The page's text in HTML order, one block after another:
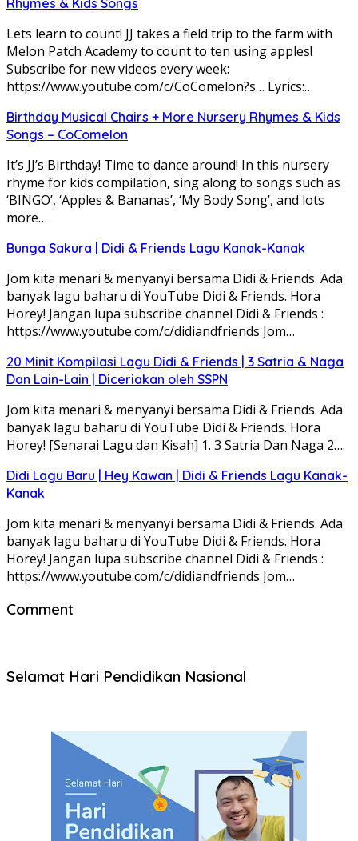
Lets learn to count! JJ takes a field trip to the farm with
Melon Patch Academy to count to ten using apples!
Subscribe for new videos every week:
https://www.youtube.com/c/CoComelon?s… Lyrics:…
Birthday Musical Chairs + More Nursery Rhymes & Kids
Songs – CoComelon
It’s JJ’s Birthday! Time to dance around! In this nursery
rhyme for kids compilation, sing along to songs such as
‘BINGO’, ‘Apples & Bananas’, ‘My Body Song’, and lots
more…
Bunga Sakura | Didi & Friends Lagu Kanak-Kanak
Jom kita menari & menyanyi bersama Didi & Friends. Ada
banyak lagu baharu di YouTube Didi & Friends. Hora
Horey! Jangan lupa subscribe channel Didi & Friends :
https://www.youtube.com/c/didiandfriends Jom…
20 Minit Kompilasi Lagu Didi & Friends | 3 Satria & Naga
Dan Lain-Lain | Diceriakan oleh SSPN
Jom kita menari & menyanyi bersama Didi & Friends. Ada
banyak lagu baharu di YouTube Didi & Friends. Hora
Horey! [Senarai Lagu dan Kisah] 1. 3 Satria Dan Naga 2….
Didi Lagu Baru | Hey Kawan | Didi & Friends Lagu Kanak-
Kanak
Jom kita menari & menyanyi bersama Didi & Friends. Ada
banyak lagu baharu di YouTube Didi & Friends. Hora
Horey! Jangan lupa subscribe channel Didi & Friends :
https://www.youtube.com/c/didiandfriends Jom…
Comment
Selamat Hari Pendidikan Nasional